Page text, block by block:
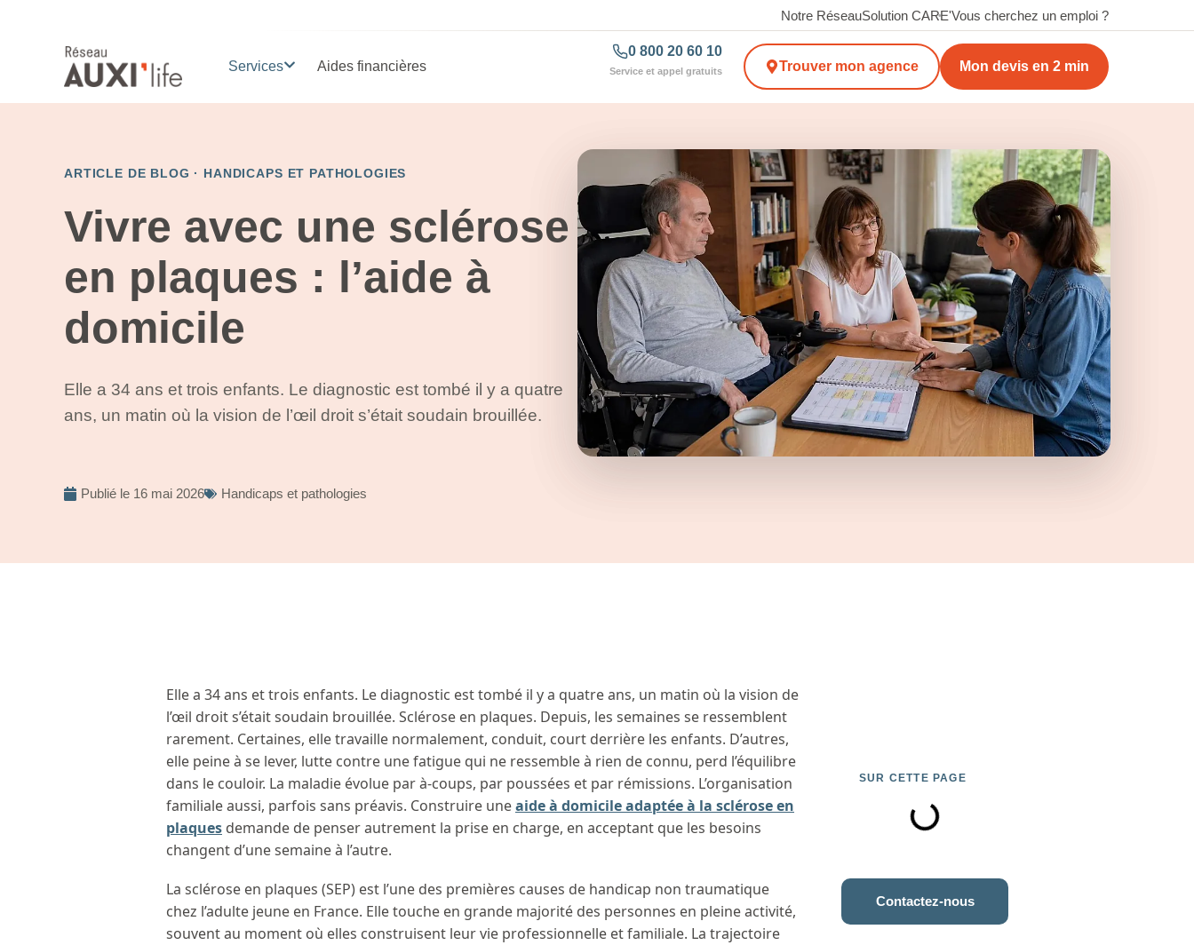
Notre RéseauSolution CARE'Vous cherchez un emploi ?
Services Aides financières
0 800 20 60 10
Service et appel gratuits Trouver mon agence Mon devis en 2 min
ARTICLE DE BLOG · HANDICAPS ET PATHOLOGIES
Vivre avec une sclérose
en plaques : l’aide à
domicile
Elle a 34 ans et trois enfants. Le diagnostic est tombé il y a quatre
ans, un matin où la vision de l’œil droit s’était soudain brouillée.
Publié le 16 mai 2026 Handicaps et pathologies
Elle a 34 ans et trois enfants. Le diagnostic est tombé il y a quatre ans, un matin où la vision de
l’œil droit s’était soudain brouillée. Sclérose en plaques. Depuis, les semaines se ressemblent
rarement. Certaines, elle travaille normalement, conduit, court derrière les enfants. D’autres,
elle peine à se lever, lutte contre une fatigue qui ne ressemble à rien de connu, perd l’équilibre
dans le couloir. La maladie évolue par à-coups, par poussées et par rémissions. L’organisation
familiale aussi, parfois sans préavis. Construire uneaide à domicile adaptée à la sclérose en
plaques demande de penser autrement la prise en charge, en acceptant que les besoins
changent d’une semaine à l’autre.
La sclérose en plaques (SEP) est l’une des premières causes de handicap non traumatique
chez l’adulte jeune en France. Elle touche en grande majorité des personnes en pleine activité,
souvent au moment où elles construisent leur vie professionnelle et familiale. La trajectoire
SUR CETTE PAGE
Contactez-nous